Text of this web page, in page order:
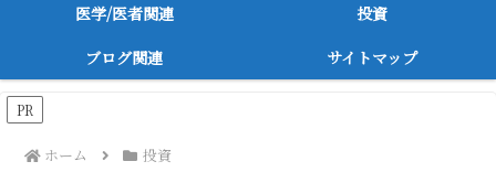
医学/医者関連
投資
ブログ関連
サイトマップ
PR
ホーム 投資